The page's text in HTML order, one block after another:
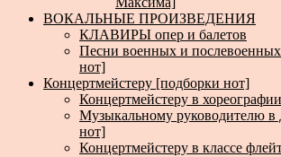
ВОКАЛЬНЫЕ ПРОИЗВЕДЕНИЯ
КЛАВИРЫ опер и балетов
Песни военных и
нот]
Концертмейстеру [подборки нот]
Концертмейстеру в хореографии
Музыкальному руководителю
нот]
Концертмейстеру в классе